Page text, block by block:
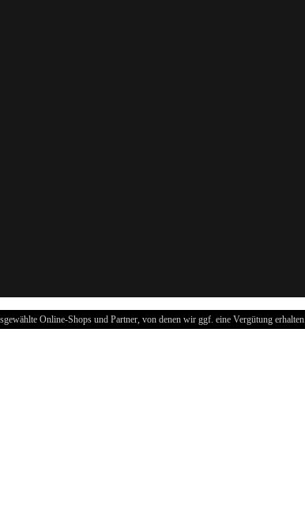
Online-Shops und Partner, von denen wir ggf. eine Vergütung erhalten.